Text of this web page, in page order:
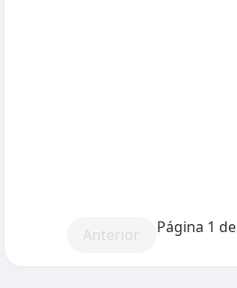
Anterior Página 1 de